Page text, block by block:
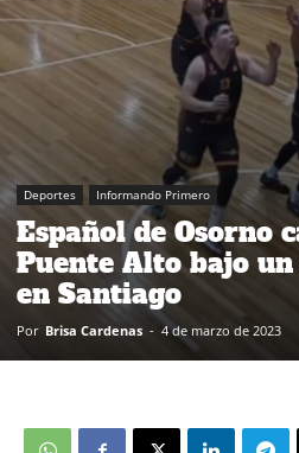
Deportes Informando Primero
Español de Osorno
Puente Alto bajo
en Santiago
Por Brisa Cardenas - 4 de marzo de 2023